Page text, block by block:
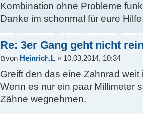
Kombination ohne Probleme
Danke im schonmal für eure
Re: 3er Gang geht nicht
von Heinrich.L » 10.03.2014, 10:34
Greift den das eine Zahnrad
Wenn es nur ein paar Millimeter
Zähne wegnehmen.